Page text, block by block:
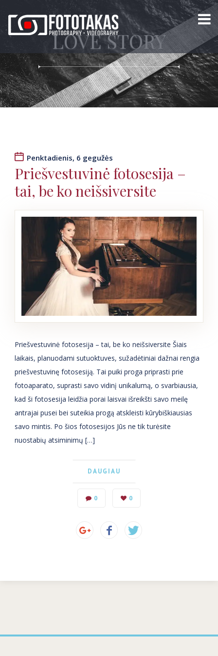
LOVE STORY
Penktadienis, 6 gegužės
Priešvestuvinė fotosesija –
tai, be ko neišsiversite
Priešvestuvinė fotosesija – tai, be ko neišsiversite Šiais
laikais, planuodami sutuoktuves, sužadėtiniai dažnai rengia
priešvestuvinę fotosesiją. Tai puiki proga priprasti prie
fotoaparato, suprasti savo vidinį unikalumą, o svarbiausia,
kad ši fotosesija leidžia porai laisvai išreikšti savo meilę
antrajai pusei bei suteikia progą atskleisti kūrybiškiausias
savo mintis. Po šios fotosesijos Jūs ne tik turėsite
nuostabių atsiminimų […]
DAUGIAU
0 0